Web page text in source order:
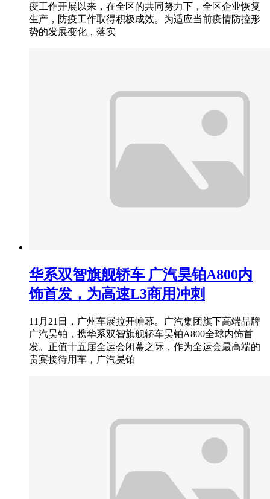
疫工作开展以来，在全区的共同努力下，全区企业恢复
生产，防疫工作取得积极成效。为适应当前疫情防控形
势的发展变化，落实
华系双智旗舰轿车 广汽昊铂A800内
饰首发，为高速L3商用冲刺
11月21日，广州车展拉开帷幕。广汽集团旗下高端品牌
广汽昊铂，携华系双智旗舰轿车昊铂A800全球内饰首
发。正值十五届全运会闭幕之际，作为全运会最高端的
贵宾接待用车，广汽昊铂